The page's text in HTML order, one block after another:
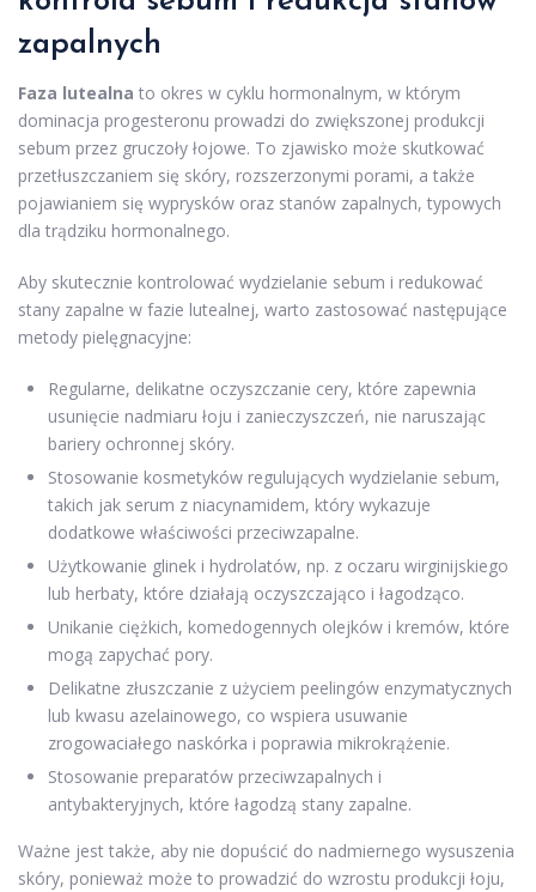
zapalnych
Faza lutealna to okres w cyklu hormonalnym, w którym
dominacja progesteronu prowadzi do zwiększonej produkcji
sebum przez gruczoły łojowe. To zjawisko może skutkować
przetłuszczaniem się skóry, rozszerzonymi porami, a także
pojawianiem się wyprysków oraz stanów zapalnych, typowych
dla trądziku hormonalnego.
Aby skutecznie kontrolować wydzielanie sebum i redukować
stany zapalne w fazie lutealnej, warto zastosować następujące
metody pielęgnacyjne:
Regularne, delikatne oczyszczanie cery, które zapewnia
usunięcie nadmiaru łoju i zanieczyszczeń, nie naruszając
bariery ochronnej skóry.
Stosowanie kosmetyków regulujących wydzielanie sebum,
takich jak serum z niacynamidem, który wykazuje
dodatkowe właściwości przeciwzapalne.
Użytkowanie glinek i hydrolatów, np. z oczaru wirginijskiego
lub herbaty, które działają oczyszczająco i łagodząco.
Unikanie ciężkich, komedogennych olejków i kremów, które
mogą zapychać pory.
Delikatne złuszczanie z użyciem peelingów enzymatycznych
lub kwasu azelainowego, co wspiera usuwanie
zrogowaciałego naskórka i poprawia mikrokrążenie.
Stosowanie preparatów przeciwzapalnych i
antybakteryjnych, które łagodzą stany zapalne.
Ważne jest także, aby nie dopuścić do nadmiernego wysuszenia
skóry, ponieważ może to prowadzić do wzrostu produkcji łoju,